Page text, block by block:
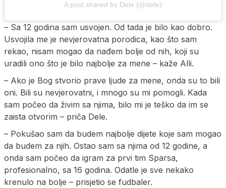
A post shared by Dele (@dele)
– Sa 12 godina sam usvojen. Od tada je bilo kao dobro.
Usvojila me je nevjerovatna porodica, kao što sam
rekao, nisam mogao da nađem bolje od nih, koji su
uradili ono što je bilo najbolje za mene – kaže Alli.
– Ako je Bog stvorio prave ljude za mene, onda su to bili
oni. Bili su nevjerovatni, i mnogo su mi pomogli. Kada
sam počeo da živim sa njima, bilo mi je teško da im se
zaista otvorim – priča Dele.
– Pokušao sam da budem najbolje dijete koje sam mogao
da budem za njih. Ostao sam sa njima od 12 godine, a
onda sam počeo da igram za prvi tim Sparsa,
profesionalno, sa 16 godina. Odatle je sve nekako
krenulo na bolje – prisjetio se fudbaler.